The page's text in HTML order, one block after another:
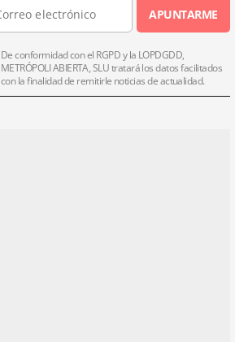
APUNTARME
De conformidad con el RGPD y la LOPDGDD,
METRÓPOLI ABIERTA, SLU tratará los datos facilitados
con la finalidad de remitirle noticias de actualidad.